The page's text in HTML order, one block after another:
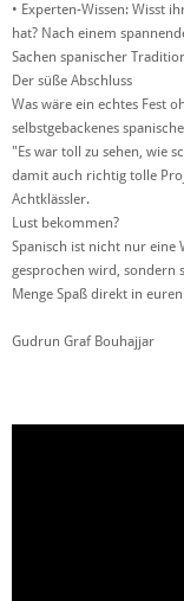
• Experten-Wissen: Wisst
hat? Nach einem
Sachen spanischer
Der süße Abschluss
Was wäre ein echtes Fest
selbstgebackenes
"Es war toll zu sehen, wie
damit auch richtig tolle
Achtklässler.
Lust bekommen?
Spanisch ist nicht nur eine
gesprochen wird, sondern
Menge Spaß direkt in
Gudrun Graf Bouhajjar